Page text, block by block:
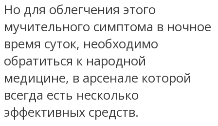
Но для облегчения этого
мучительного симптома в ночное
время суток, необходимо
обратиться к народной
медицине, в арсенале которой
всегда есть несколько
эффективных средств.